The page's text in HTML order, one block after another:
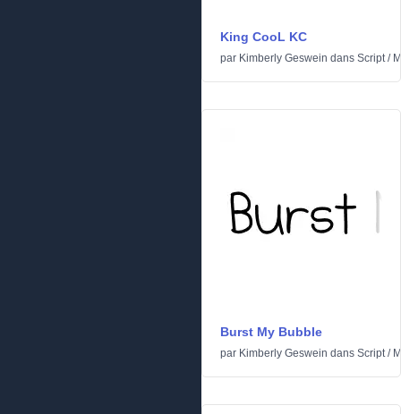
King CooL KC
par Kimberly Geswein dans Script/
Burst My Bubble
par Kimberly Geswein dans Script/